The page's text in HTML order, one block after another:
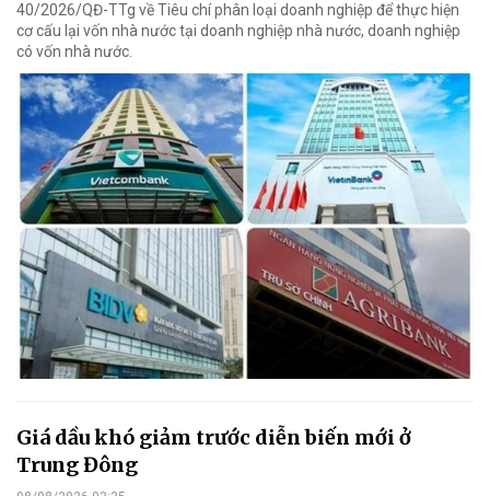
40/2026/QĐ-TTg về Tiêu chí phân loại doanh nghiệp để thực hiện
cơ cấu lại vốn nhà nước tại doanh nghiệp nhà nước, doanh nghiệp
có vốn nhà nước.
Giá dầu khó giảm trước diễn biến mới ở
Trung Đông